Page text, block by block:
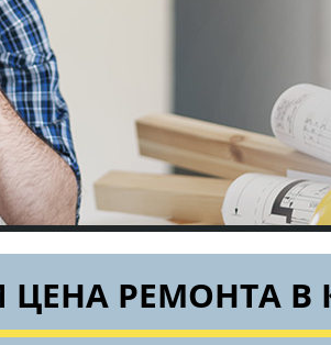
РЕМОНТА В